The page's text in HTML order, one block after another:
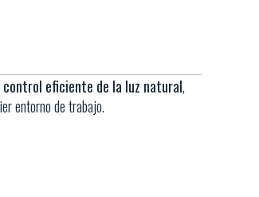
control eficiente de la luz natural,
entorno de trabajo.